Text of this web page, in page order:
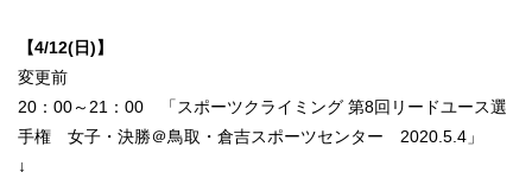
【4/12(日)】
変更前
20：00～21：00 「スポーツクライミング 第8回リードユース選
手権 女子・決勝＠鳥取・倉吉スポーツセンター 2020.5.4」
↓